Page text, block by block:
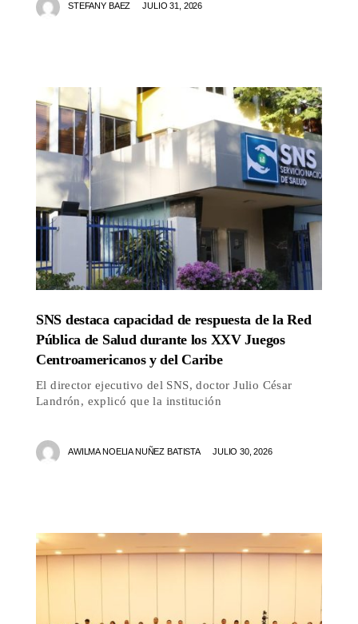
STEFANY BAEZ JULIO 31, 2026
SNS destaca capacidad de respuesta de la Red
Pública de Salud durante los XXV Juegos
Centroamericanos y del Caribe
El director ejecutivo del SNS, doctor Julio César
Landrón, explicó que la institución
AWILMA NOELIA NUÑEZ BATISTA JULIO 30, 2026